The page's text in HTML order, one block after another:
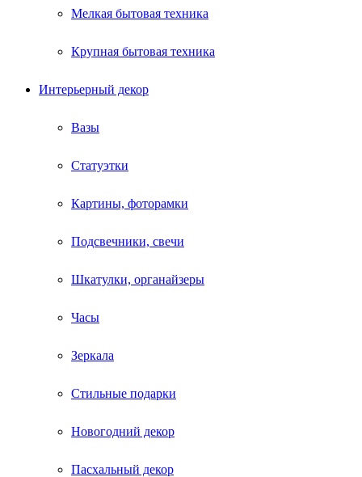
Мелкая бытовая техника
Крупная бытовая техника
Интерьерный декор
Вазы
Статуэтки
Картины, фоторамки
Подсвечники, свечи
Шкатулки, органайзеры
Часы
Зеркала
Стильные подарки
Новогодний декор
Пасхальный декор